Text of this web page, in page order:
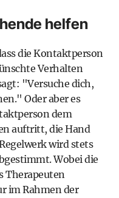
helfen
die Kontaktperson
Verhalten
"Versuche dich,
Oder aber es
dem
auftritt, die Hand
wird stets
Wobei die
Therapeuten
im Rahmen der